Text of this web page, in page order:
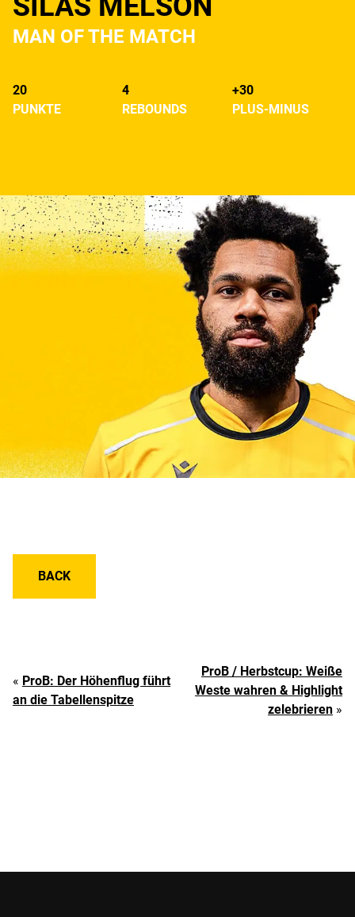
MAN OF THE MATCH
20
PUNKTE
4
REBOUNDS
+30
PLUS-MINUS
BACK
« ProB: Der Höhenflug führt
an die Tabellenspitze
ProB / Herbstcup: Weiße
Weste wahren & Highlight
zelebrieren »